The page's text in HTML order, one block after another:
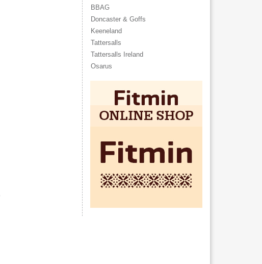
BBAG
Doncaster & Goffs
Keeneland
Tattersalls
Tattersalls Ireland
Osarus